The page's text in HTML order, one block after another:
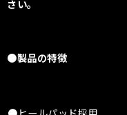
さい。
●製品の特徴